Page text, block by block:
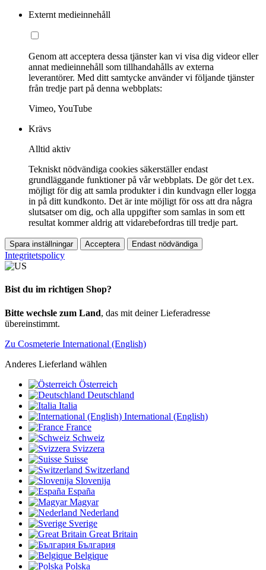
Externt medieinnehåll
Genom att acceptera dessa tjänster kan vi visa dig videor eller
annat medieinnehåll som tillhandahålls av externa
leverantörer. Med ditt samtycke använder vi följande tjänster
från tredje part på denna webbplats:
Vimeo, YouTube
Krävs
Alltid aktiv
Tekniskt nödvändiga cookies säkerställer endast
grundläggande funktioner på vår webbplats. De gör det t.ex.
möjligt för dig att samla produkter i din kundvagn eller logga
in på ditt kundkonto. Det är inte möjligt för oss att dra några
slutsatser om dig, och alla uppgifter som samlas in som ett
resultat kommer aldrig att vidarebefordras till tredje part.
Spara inställningar Acceptera Endast nödvändiga
Integritetspolicy
Bist du im richtigen Shop?
Bitte wechsle zum Land, das mit deiner Lieferadresse
übereinstimmt.
Zu Cosmeterie International (English)
Anderes Lieferland wählen
Österreich
Deutschland
Italia
International (English)
France
Schweiz
Svizzera
Suisse
Switzerland
Slovenija
España
Magyar
Nederland
Sverige
Great Britain
България
Belgique
Polska